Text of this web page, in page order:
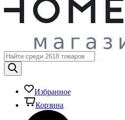
Избранное
Корзина